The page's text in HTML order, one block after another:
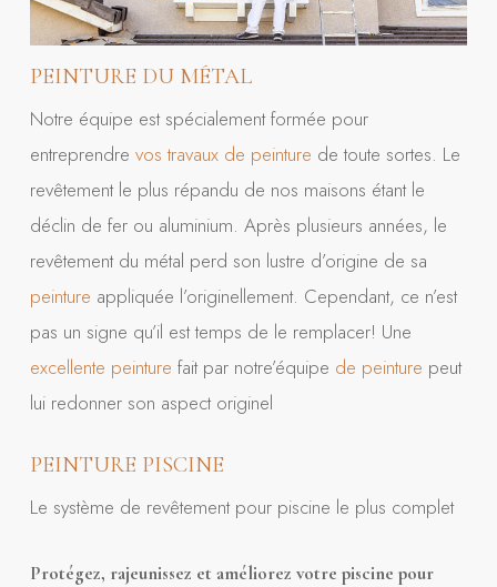
PEINTURE DU MÉTAL
Notre équipe est spécialement formée pour
entreprendre vos travaux de peinture de toute sortes. Le
revêtement le plus répandu de nos maisons étant le
déclin de fer ou aluminium. Après plusieurs années, le
revêtement du métal perd son lustre d’origine de sa
peinture appliquée l’originellement. Cependant, ce n’est
pas un signe qu’il est temps de le remplacer! Une
excellente peinture fait par notre’équipe de peinture peut
lui redonner son aspect originel
PEINTURE PISCINE
Le système de revêtement pour piscine le plus complet
Protégez, rajeunissez et améliorez votre piscine pour